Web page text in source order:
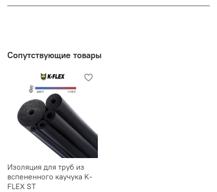
Сопутствующие товары
Изоляция для труб из
вспененного каучука K-
FLEX ST